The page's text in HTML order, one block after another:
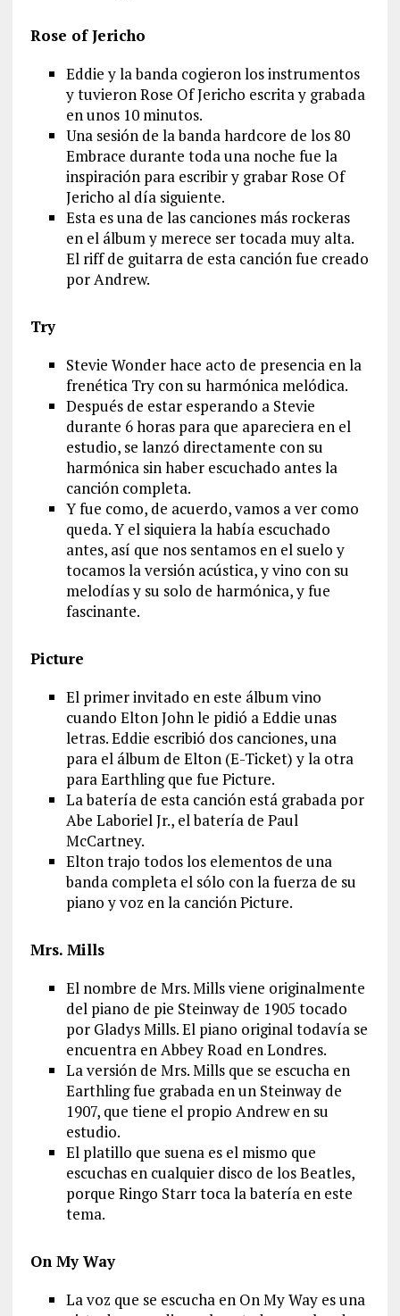
Rose of Jericho
Eddie y la banda cogieron los instrumentos
y tuvieron Rose Of Jericho escrita y grabada
en unos 10 minutos.
Una sesión de la banda hardcore de los 80
Embrace durante toda una noche fue la
inspiración para escribir y grabar Rose Of
Jericho al día siguiente.
Esta es una de las canciones más rockeras
en el álbum y merece ser tocada muy alta.
El riff de guitarra de esta canción fue creado
por Andrew.
Try
Stevie Wonder hace acto de presencia en la
frenética Try con su harmónica melódica.
Después de estar esperando a Stevie
durante 6 horas para que apareciera en el
estudio, se lanzó directamente con su
harmónica sin haber escuchado antes la
canción completa.
Y fue como, de acuerdo, vamos a ver como
queda. Y el siquiera la había escuchado
antes, así que nos sentamos en el suelo y
tocamos la versión acústica, y vino con su
melodías y su solo de harmónica, y fue
fascinante.
Picture
El primer invitado en este álbum vino
cuando Elton John le pidió a Eddie unas
letras. Eddie escribió dos canciones, una
para el álbum de Elton (E-Ticket) y la otra
para Earthling que fue Picture.
La batería de esta canción está grabada por
Abe Laboriel Jr., el batería de Paul
McCartney.
Elton trajo todos los elementos de una
banda completa el sólo con la fuerza de su
piano y voz en la canción Picture.
Mrs. Mills
El nombre de Mrs. Mills viene originalmente
del piano de pie Steinway de 1905 tocado
por Gladys Mills. El piano original todavía se
encuentra en Abbey Road en Londres.
La versión de Mrs. Mills que se escucha en
Earthling fue grabada en un Steinway de
1907, que tiene el propio Andrew en su
estudio.
El platillo que suena es el mismo que
escuchas en cualquier disco de los Beatles,
porque Ringo Starr toca la batería en este
tema.
On My Way
La voz que se escucha en On My Way es una